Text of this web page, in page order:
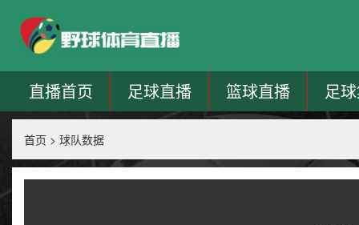
直播首页 足球直播 篮球直播 足
首页 > 球队数据